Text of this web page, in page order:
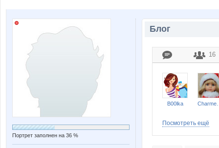
Портрет заполнен на 36 %
Блог
16
B00lka
Посмотреть ещё